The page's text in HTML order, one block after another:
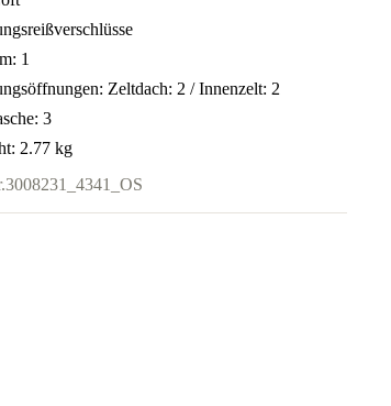
1
Zeltdach: 2 / Innenzelt: 2
3
2.77 kg
3008231_4341_OS